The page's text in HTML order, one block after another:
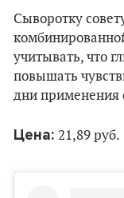
Сыворотку
учитывать, что
повышать
дни применения
Цена: 21,89 руб.